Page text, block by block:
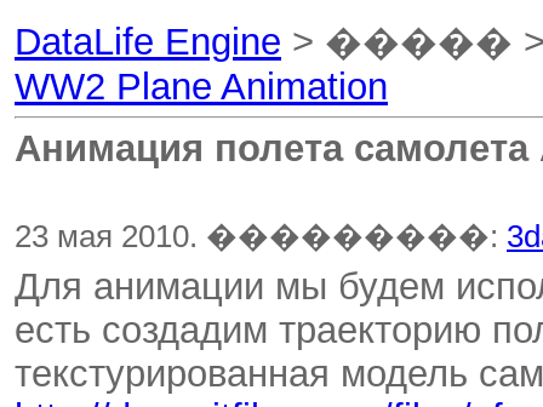
DataLife Engine > �����
WW2 Plane Animation
Анимация полета
23 мая 2010. ���������:
Для анимации мы будем
есть создадим траекторию
текстурированная модель